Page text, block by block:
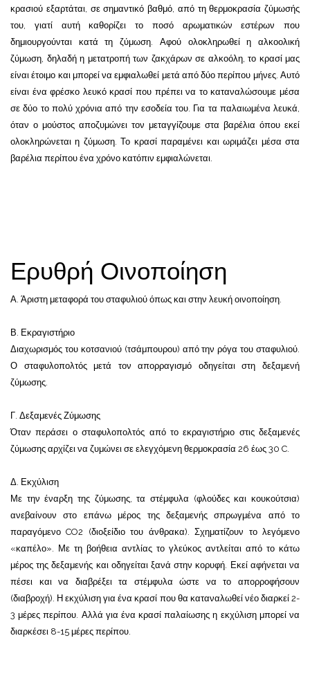
κρασιού εξαρτάται, σε σημαντικό βαθμό, από τη θερμοκρασία ζύμωσής
του, γιατί αυτή καθορίζει το ποσό αρωματικών εστέρων που
δημιουργούνται κατά τη ζύμωση. Αφού ολοκληρωθεί η αλκοολική
ζύμωση, δηλαδή η μετατροπή των ζακχάρων σε αλκοόλη, το κρασί μας
είναι έτοιμο και μπορεί να εμφιαλωθεί μετά από δύο περίπου μήνες. Αυτό
είναι ένα φρέσκο λευκό κρασί που πρέπει να το καταναλώσουμε μέσα
σε δύο το πολύ χρόνια από την εσοδεία του. Για τα παλαιωμένα λευκά,
όταν ο μούστος αποζυμώνει τον μεταγγίζουμε στα βαρέλια όπου εκεί
ολοκληρώνεται η ζύμωση. Το κρασί παραμένει και ωριμάζει μέσα στα
βαρέλια περίπου ένα χρόνο κατόπιν εμφιαλώνεται.
Ερυθρή Οινοποίηση
Α. Άριστη μεταφορά του σταφυλιού όπως και στην λευκή οινοποίηση.
Β. Εκραγιστήριο
Διαχωρισμός του κοτσανιού (τσάμπουρου) από την ρόγα του σταφυλιού.
Ο σταφυλοπολτός μετά τον απορραγισμό οδηγείται στη δεξαμενή
ζύμωσης.
Γ. Δεξαμενές Ζύμωσης
Όταν περάσει ο σταφυλοπολτός από το εκραγιστήριο στις δεξαμενές
ζύμωσης αρχίζει να ζυμώνει σε ελεγχόμενη θερμοκρασία 26 έως 30 C.
Δ. Εκχύλιση
Με την έναρξη της ζύμωσης, τα στέμφυλα (φλούδες και κουκούτσια)
ανεβαίνουν στο επάνω μέρος της δεξαμενής σπρωγμένα από το
παραγόμενο CO2 (διοξείδιο του άνθρακα). Σχηματίζουν το λεγόμενο
«καπέλο». Με τη βοήθεια αντλίας το γλεύκος αντλείται από το κάτω
μέρος της δεξαμενής και οδηγείται ξανά στην κορυφή. Εκεί αφήνεται να
πέσει και να διαβρέξει τα στέμφυλα ώστε να το απορροφήσουν
(διαβροχή). Η εκχύλιση για ένα κρασί που θα καταναλωθεί νέο διαρκεί 2-
3 μέρες περίπου. Αλλά για ένα κρασί παλαίωσης η εκχύλιση μπορεί να
διαρκέσει 8-15 μέρες περίπου.